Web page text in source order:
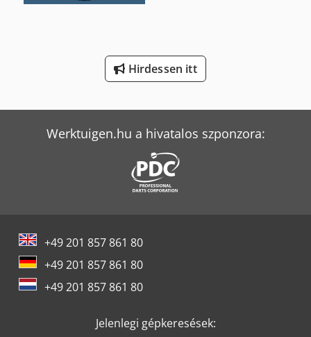
Weinbrenner Tsv 6/3050
Hirdessen itt
Werktuigen.hu a hivatalos szponzora:
+49 201 857 861 80
+49 201 857 861 80
+49 201 857 861 80
Jelenlegi gépkeresések: